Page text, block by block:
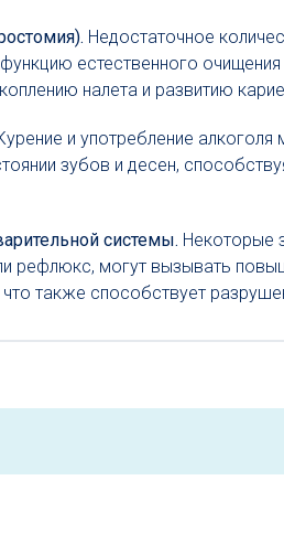
Недостаточное
естественного
налета и развитию
и употребление алкоголя
зубов и десен,
системы. Некоторые
рефлюкс, могут вызывать
что также способствует